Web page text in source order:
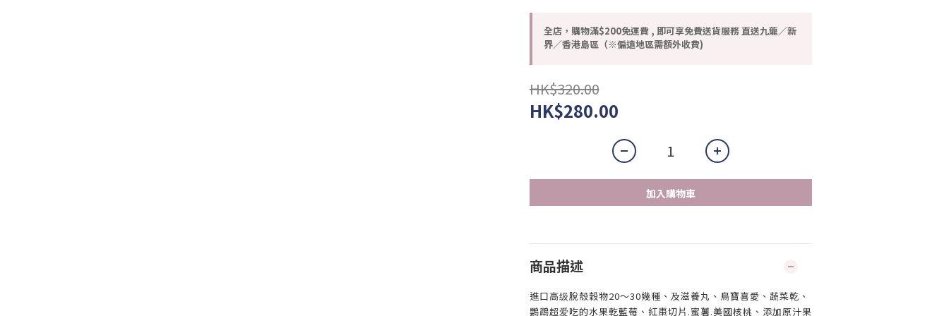
全店，購物滿$200免運費 , 即可享免費送貨服務 直送九龍／新
界／香港島區（※偏遠地區需額外收費)
HK$320.00
HK$280.00
加入購物車
商品描述
進口高级脫殼穀物20～30幾種、及滋養丸、鳥寶喜愛、蔬菜乾、
鸚鵡超爱吃的水果乾藍莓、紅棗切片.蜜薯.美國核桃、添加原汁果